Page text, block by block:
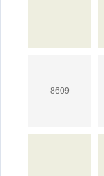
8609